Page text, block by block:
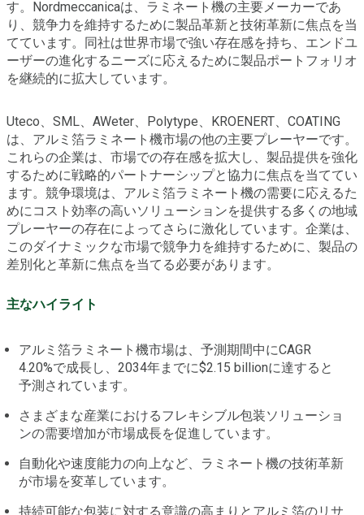
す。Nordmeccanicaは、ラミネート機の主要メーカーであ
り、競争力を維持するために製品革新と技術革新に焦点を当
てています。同社は世界市場で強い存在感を持ち、エンドユ
ーザーの進化するニーズに応えるために製品ポートフォリオ
を継続的に拡大しています。
Uteco、SML、AWeter、Polytype、KROENERT、COATING
は、アルミ箔ラミネート機市場の他の主要プレーヤーです。
これらの企業は、市場での存在感を拡大し、製品提供を強化
するために戦略的パートナーシップと協力に焦点を当ててい
ます。競争環境は、アルミ箔ラミネート機の需要に応えるた
めにコスト効率の高いソリューションを提供する多くの地域
プレーヤーの存在によってさらに激化しています。企業は、
このダイナミックな市場で競争力を維持するために、製品の
差別化と革新に焦点を当てる必要があります。
主なハイライト
アルミ箔ラミネート機市場は、予測期間中にCAGR
4.20%で成長し、2034年までに$2.15 billionに達すると
予測されています。
さまざまな産業におけるフレキシブル包装ソリューショ
ンの需要増加が市場成長を促進しています。
自動化や速度能力の向上など、ラミネート機の技術革新
が市場を変革しています。
持続可能な包装に対する意識の高まりとアルミ箔のリサ